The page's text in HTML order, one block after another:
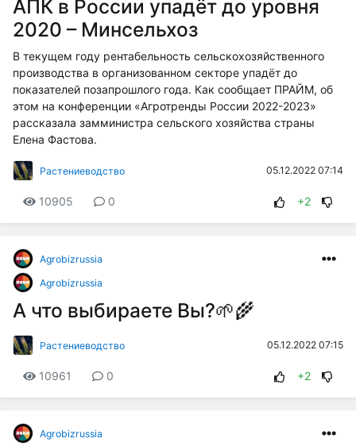
АПК в России упадёт до уровня
2020 – Минсельхоз
В текущем году рентабельность сельскохозяйственного
производства в организованном секторе упадёт до
показателей позапрошлого года. Как сообщает ПРАЙМ, об
этом на конференции «Агротренды России 2022-2023»
рассказала замминистра сельского хозяйства страны
Елена Фастова.
Растениеводство 05.12.2022 07:14
10905 0 +2
Agrobizrussia
Agrobizrussia
А что выбираете Вы?🌱🌾
Растениеводство 05.12.2022 07:15
10961 0 +2
Agrobizrussia